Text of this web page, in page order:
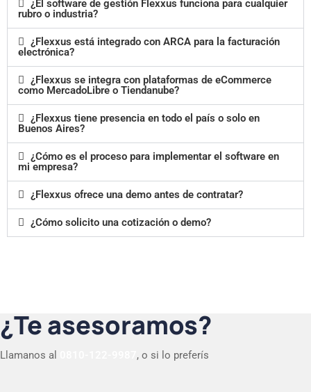
¿El software de gestión Flexxus funciona para cualquier
rubro o industria?
¿Flexxus está integrado con ARCA para la facturación
electrónica?
¿Flexxus se integra con plataformas de eCommerce
como MercadoLibre o Tiendanube?
¿Flexxus tiene presencia en todo el país o solo en
Buenos Aires?
¿Cómo es el proceso para implementar el software en
mi empresa?
¿Flexxus ofrece una demo antes de contratar?
¿Cómo solicito una cotización o demo?
¿Te asesoramos?
Llamanos al , o si lo preferís